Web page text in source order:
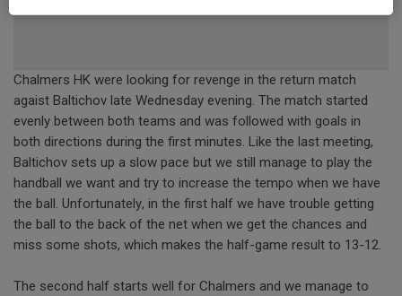
Chalmers HK were looking for revenge in the return match
agaist Baltichov late Wednesday evening. The match started
evenly between both teams and was followed with goals in
both directions during the first minutes. Like the last meeting,
Baltichov sets up a slow pace but we still manage to play the
handball we want and try to increase the tempo when we have
the ball. Unfortunately, in the first half we have trouble getting
the ball to the back of the net when we get the chances and
miss some shots, which makes the half-game result to 13-12.
The second half starts well for Chalmers and we manage to